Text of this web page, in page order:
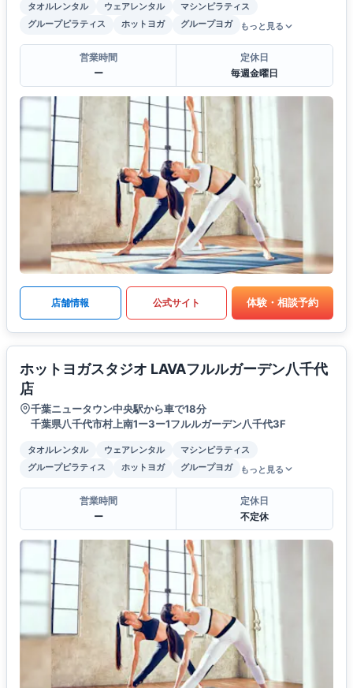
タオルレンタル ウェアレンタル
マシンピラティス
グループピラティス
ホットヨガ グループヨガ もっと見る
営業時間
ー
定休日
毎週金曜日
店舗情報 公式サイト 体験・相談予約
ホットヨガスタジオ LAVAフルルガーデン八千代
店
千葉ニュータウン中央駅から車で18分
千葉県八千代市村上南1ー3ー1フルルガーデン八千代3F
タオルレンタル ウェアレンタル
マシンピラティス
グループピラティス
ホットヨガ グループヨガ もっと見る
営業時間
ー
定休日
不定休